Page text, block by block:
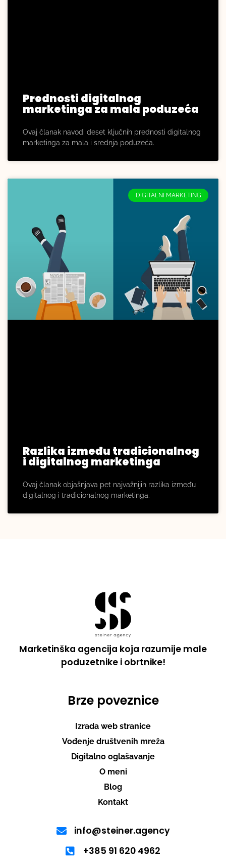
Prednosti digitalnog
marketinga za mala poduzeća
Ovaj članak navodi deset ključnih prednosti digitalnog
marketinga za mala i srednja poduzeća.
DIGITALNI MARKETING
Razlika između tradicionalnog
i digitalnog marketinga
Ovaj članak objašnjava pet najvažnijih razlika između
digitalnog i tradicionalnog marketinga.
Marketinška agencija koja razumije male
poduzetnike i obrtnike!
Brze poveznice
Izrada web stranice
Vođenje društvenih mreža
Digitalno oglašavanje
O meni
Blog
Kontakt
info@steiner.agency
+385 91 620 4962